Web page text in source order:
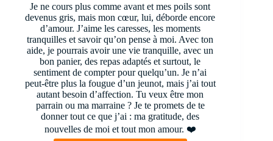
Je ne cours plus comme avant et mes poils sont
devenus gris, mais mon cœur, lui, déborde encore
d’amour. J’aime les caresses, les moments
tranquilles et savoir qu’on pense à moi. Avec ton
aide, je pourrais avoir une vie tranquille, avec un
bon panier, des repas adaptés et surtout, le
sentiment de compter pour quelqu’un. Je n’ai
peut-être plus la fougue d’un jeunot, mais j’ai tout
autant besoin d’affection. Tu veux être mon
parrain ou ma marraine ? Je te promets de te
donner tout ce que j’ai : ma gratitude, des
nouvelles de moi et tout mon amour. ❤️